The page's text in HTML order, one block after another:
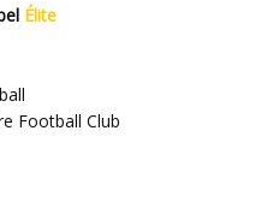
Élite
Football Club